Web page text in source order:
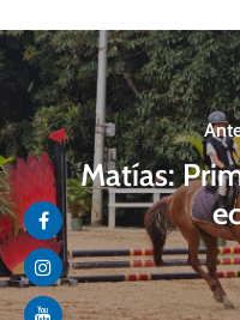
Matías: